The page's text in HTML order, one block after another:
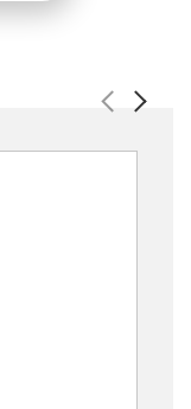
Previous
Next